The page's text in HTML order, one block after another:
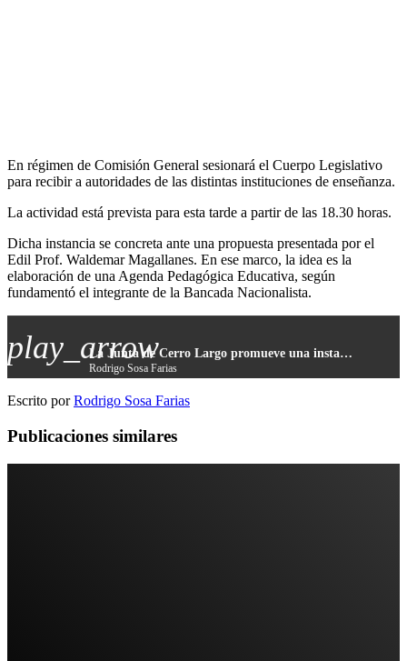
En régimen de Comisión General sesionará el Cuerpo Legislativo
para recibir a autoridades de las distintas instituciones de enseñanza.
La actividad está prevista para esta tarde a partir de las 18.30 horas.
Dicha instancia se concreta ante una propuesta presentada por el
Edil Prof. Waldemar Magallanes. En ese marco, la idea es la
elaboración de una Agenda Pedagógica Educativa, según
fundamentó el integrante de la Bancada Nacionalista.
play_arrow La Junta de Cerro Largo promueve una instancia de intercambio respecto a la realidad de la educación terciaria en el departamento
Rodrigo Sosa Farias
Escrito porRodrigo Sosa Farias
Publicaciones similares